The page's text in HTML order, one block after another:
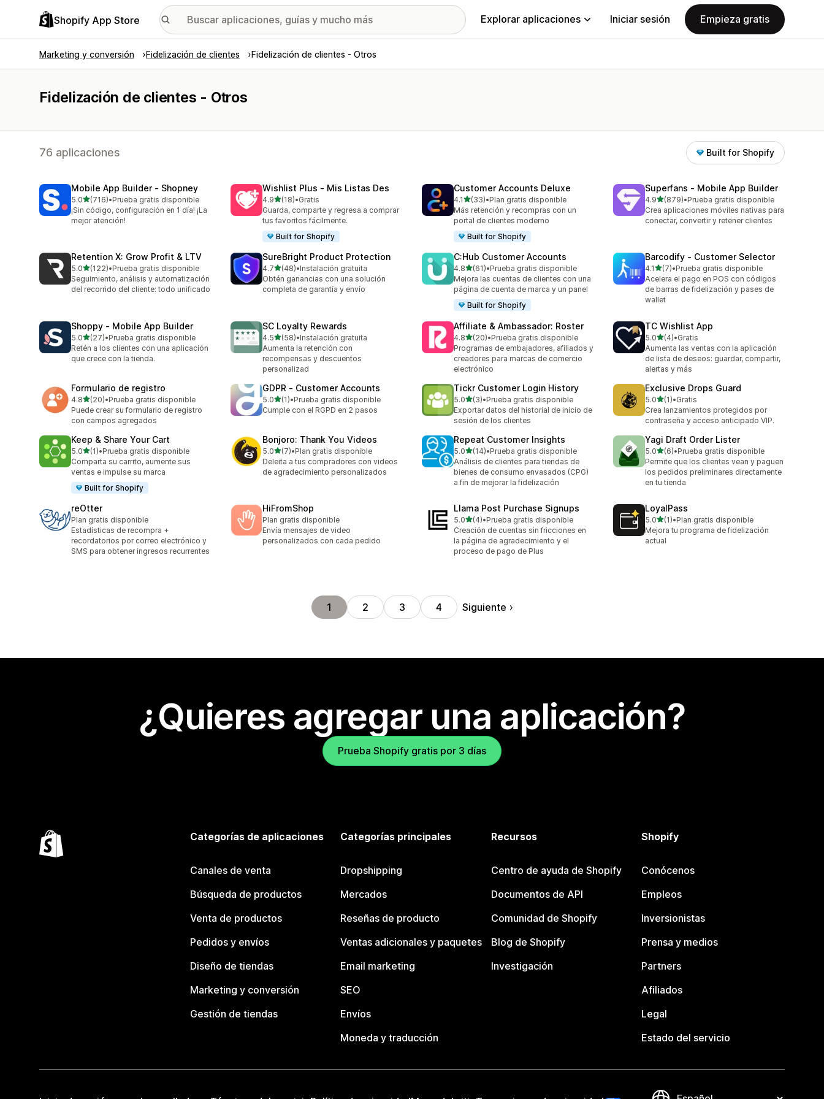
Shopify App Store Explorar aplicaciones Iniciar sesión Empieza gratis
Marketing y conversión Fidelización de clientes Fidelización de clientes - Otros
Fidelización de clientes - Otros
76 aplicaciones Built for Shopify
Mobile App Builder ‑ Shopney
5.0de 5 estrellas
(716)
716 reseñas en total
•Prueba gratis disponible
¡Sin código, configuración en 1 día! ¡La
mejor atención!
Wishlist Plus ‑ Mis Listas Des
4.9de 5 estrellas
(18)
18 reseñas en total
•Gratis
Guarda, comparte y regresa a comprar
tus favoritos fácilmente.
Built for Shopify
Customer Accounts Deluxe
4.1de 5 estrellas
(33)
33 reseñas en total
•Plan gratis disponible
Más retención y recompras con un
portal de clientes moderno
Built for Shopify
Superfans ‑ Mobile App Builder
4.9de 5 estrellas
(879)
879 reseñas en total
•Prueba gratis disponible
Crea aplicaciones móviles nativas para
conectar, convertir y retener clientes
Retention X: Grow Profit & LTV
5.0de 5 estrellas
(122)
122 reseñas en total
•Prueba gratis disponible
Seguimiento, análisis y automatización
del recorrido del cliente: todo unificado
SureBright Product Protection
4.7de 5 estrellas
(48)
48 reseñas en total
•Instalación gratuita
Obtén ganancias con una solución
completa de garantía y envío
C:Hub Customer Accounts
4.8de 5 estrellas
(61)
61 reseñas en total
•Prueba gratis disponible
Mejora las cuentas de clientes con una
página de cuenta de marca y un panel
Built for Shopify
Barcodify ‑ Customer Selector
4.1de 5 estrellas
(7)
7 reseñas en total
•Prueba gratis disponible
Acelera el pago en POS con códigos
de barras de fidelización y pases de
wallet
Shoppy ‑ Mobile App Builder
5.0de 5 estrellas
(27)
27 reseñas en total
•Prueba gratis disponible
Retén a los clientes con una aplicación
que crece con la tienda.
SC Loyalty Rewards
4.5de 5 estrellas
(58)
58 reseñas en total
•Instalación gratuita
Aumenta la retención con
recompensas y descuentos
personalizad
Affiliate & Ambassador: Roster
4.8de 5 estrellas
(20)
20 reseñas en total
•Prueba gratis disponible
Programas de embajadores, afiliados y
creadores para marcas de comercio
electrónico
TC Wishlist App
5.0de 5 estrellas
(4)
4 reseñas en total
•Gratis
Aumenta las ventas con la aplicación
de lista de deseos: guardar, compartir,
alertas y más
Formulario de registro
4.8de 5 estrellas
(20)
20 reseñas en total
•Prueba gratis disponible
Puede crear su formulario de registro
con campos agregados
GDPR ‑ Customer Accounts
5.0de 5 estrellas
(1)
1 reseñas en total
•Prueba gratis disponible
Cumple con el RGPD en 2 pasos
Tickr Customer Login History
5.0de 5 estrellas
(3)
3 reseñas en total
•Prueba gratis disponible
Exportar datos del historial de inicio de
sesión de los clientes
Exclusive Drops Guard
5.0de 5 estrellas
(1)
1 reseñas en total
•Gratis
Crea lanzamientos protegidos por
contraseña y acceso anticipado VIP.
Keep & Share Your Cart
5.0de 5 estrellas
(1)
1 reseñas en total
•Prueba gratis disponible
Comparta su carrito, aumente sus
ventas e impulse su marca
Built for Shopify
Bonjoro: Thank You Videos
5.0de 5 estrellas
(7)
7 reseñas en total
•Plan gratis disponible
Deleita a tus compradores con videos
de agradecimiento personalizados
Repeat Customer Insights
5.0de 5 estrellas
(14)
14 reseñas en total
•Prueba gratis disponible
Análisis de clientes para tiendas de
bienes de consumo envasados (CPG)
a fin de mejorar la fidelización
Yagi Draft Order Lister
5.0de 5 estrellas
(6)
6 reseñas en total
•Prueba gratis disponible
Permite que los clientes vean y paguen
los pedidos preliminares directamente
en tu tienda
reOtter
Plan gratis disponible
Estadísticas de recompra +
recordatorios por correo electrónico y
SMS para obtener ingresos recurrentes
HiFromShop
Plan gratis disponible
Envía mensajes de video
personalizados con cada pedido
Llama Post Purchase Signups
5.0de 5 estrellas
(4)
4 reseñas en total
•Prueba gratis disponible
Creación de cuentas sin fricciones en
la página de agradecimiento y el
proceso de pago de Plus
LoyalPass
5.0de 5 estrellas
(1)
1 reseñas en total
•Plan gratis disponible
Mejora tu programa de fidelización
actual
1 2 3 4 Siguiente
¿Quieres agregar una aplicación?
Prueba Shopify gratis por 3 días
Categorías de aplicaciones
Canales de venta
Búsqueda de productos
Venta de productos
Pedidos y envíos
Diseño de tiendas
Marketing y conversión
Gestión de tiendas
Categorías principales
Dropshipping
Mercados
Reseñas de producto
Ventas adicionales y paquetes
Email marketing
SEO
Envíos
Moneda y traducción
Recursos
Centro de ayuda de Shopify
Documentos de API
Comunidad de Shopify
Blog de Shopify
Investigación
Shopify
Conócenos
Empleos
Inversionistas
Prensa y medios
Partners
Afiliados
Legal
Estado del servicio